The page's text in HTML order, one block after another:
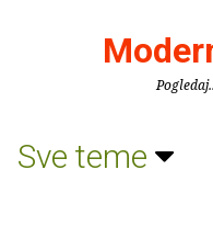
Sve teme